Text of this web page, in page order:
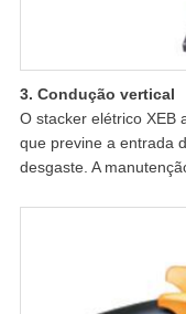
3. Condução vertical
O stacker elétrico XEB
que previne a entrada
desgaste. A